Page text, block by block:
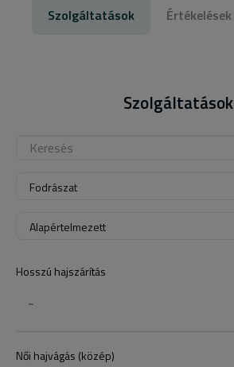
Szolgáltatások Értékelések
Szolgáltatások
Fodrászat
Alapértelmezett
Hosszú hajszárítás
~
Női hajvágás (közép)